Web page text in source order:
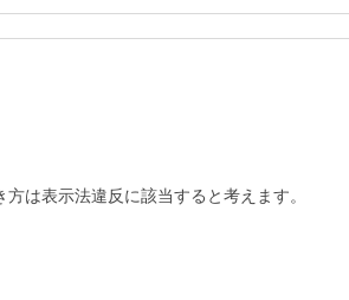
は表示法違反に該当すると考えます。